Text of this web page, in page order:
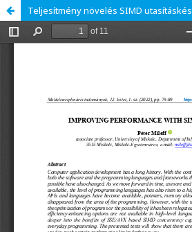
Teljesítmény növelés SIMD